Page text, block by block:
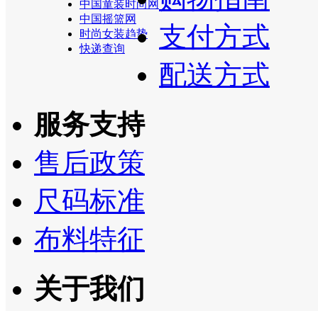
中国童装时尚网
中国摇篮网
时尚女装趋势
快递查询
支付方式
配送方式
服务支持
售后政策
尺码标准
布料特征
关于我们